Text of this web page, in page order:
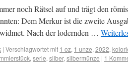
noch Rätsel auf und trägt den
Dem Merkur ist die zweite
Nach der lodernden …
| Verschlagwortet mit 1 oz, 1 unze, 2022,
, serie, silber, silbermünze | 1